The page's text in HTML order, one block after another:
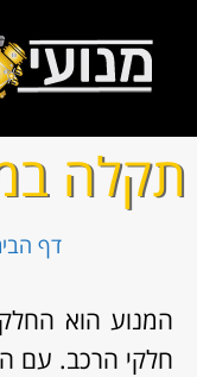
תקלה
דף
המנוע הוא
חלקי הרכב. עם